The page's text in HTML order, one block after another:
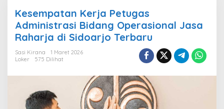
Petugas
Administrasi
Bidang
Operasional
Jasa
di
Sidoarjo
Terbaru
Kesempatan Kerja Petugas
Administrasi Bidang Operasional Jasa
Raharja di Sidoarjo Terbaru
Sasi Kirana
1 Maret 2026
Loker
575 Dilihat